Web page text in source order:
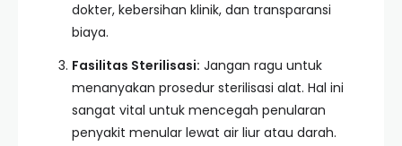
dokter, kebersihan klinik, dan transparansi
biaya.
Fasilitas Sterilisasi: Jangan ragu untuk
menanyakan prosedur sterilisasi alat. Hal ini
sangat vital untuk mencegah penularan
penyakit menular lewat air liur atau darah.